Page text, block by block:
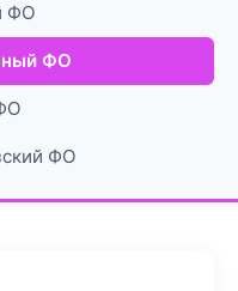
ФО
ФО
ФО